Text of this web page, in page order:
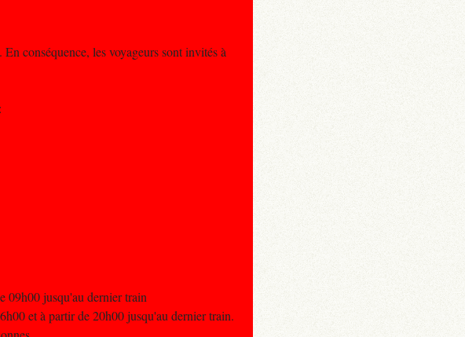
conséquence, les voyageurs sont invités à
09h00 jusqu'au dernier train
et à partir de 20h00 jusqu'au dernier train.